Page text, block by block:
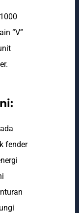
“V”
fender